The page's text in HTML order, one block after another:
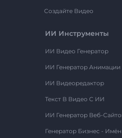
Создайте Видео
ИИ Инструменты
ИИ Видео Генератор
ИИ Генератор Анимации
ИИ Видеоредактор
Текст В Видео С ИИ
ИИ Генератор Веб-
Генератор Бизнес - Имён